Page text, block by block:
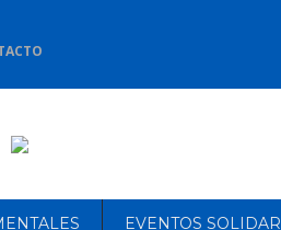
EVENTOS